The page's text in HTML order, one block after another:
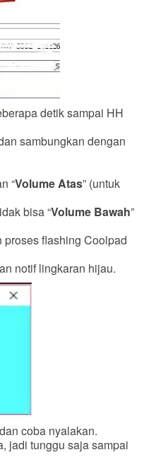
detik sampai HH
sambungkan dengan
“Volume Atas” (untuk
bisa “Volume Bawah”
flashing Coolpad
notif lingkaran hijau.
coba nyalakan.
jadi tunggu saja sampai